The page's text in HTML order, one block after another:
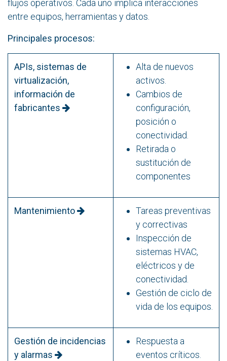
flujos operativos. Cada uno implica interacciones
entre equipos, herramientas y datos.
Principales procesos:
APIs, sistemas de
virtualización,
información de
fabricantes
Alta de nuevos
activos.
Cambios de
configuración,
posición o
conectividad.
Retirada o
sustitución de
componentes
Mantenimiento
Tareas preventivas
y correctivas
Inspección de
sistemas HVAC,
eléctricos y de
conectividad.
Gestión de ciclo de
vida de los equipos.
Gestión de incidencias
y alarmas
Respuesta a
eventos críticos.